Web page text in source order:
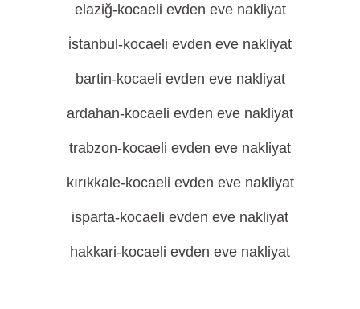
elaziğ-kocaeli evden eve nakliyat
i̇stanbul-kocaeli evden eve nakliyat
bartin-kocaeli evden eve nakliyat
ardahan-kocaeli evden eve nakliyat
trabzon-kocaeli evden eve nakliyat
kırıkkale-kocaeli evden eve nakliyat
isparta-kocaeli evden eve nakliyat
hakkari-kocaeli evden eve nakliyat